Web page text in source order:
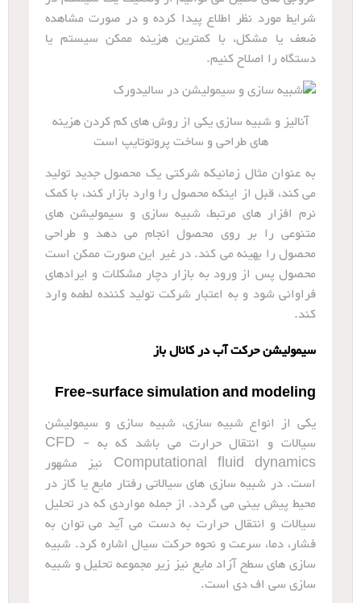
شرایط مورد نظر اطلاع پیدا کرده و در صورت مشاهده
ضعف یا مشکل، با کمترین هزینه ممکن سیستم یا
دستگاه را اصلاح کنیم.
آنالیز و شبیه سازی یکی از روش های کم کردن هزینه
های طراحی و ساخت پروتوتایپ است
به عنوان مثال زمانیکه شرکتی یک محصول جدید تولید
می کند، قبل از اینکه محصول را وارد بازار کند، با کمک
نرم افزار های مرتبط، شبیه سازی و سیمولیشن های
متنوعی را بر روی محصول انجام می دهد و طراحی
محصول را بهینه می کند. در غیر این صورت ممکن است
محصول پس از ورود به بازار دچار مشکلات و ایرادهای
فراوانی شود و به اعتبار شرکت تولید کننده لطمه وارد
کند.
سیمولیشن حرکت آب در کانال باز
Free-surface simulation and modeling
یکی از انواع شبیه سازی، شبیه سازی و سیمولیشن
سیالات و انتقال حرارت می باشد که به CFD -
Computational fluid dynamics نیز مشهور
است. در شبیه سازی های سیالاتی رفتار مایع یا گاز در
محیط پیش بینی می گردد. از جمله مواردی که در تحلیل
سیالات و انتقال حرارت به دست می آید می توان به
فشار، دما، سرعت و نحوه حرکت سیال اشاره کرد. شبیه
سازی های سطح آزاد مایع نیز زیر مجموعه تحلیل و شبیه
سازی سی اف دی است.